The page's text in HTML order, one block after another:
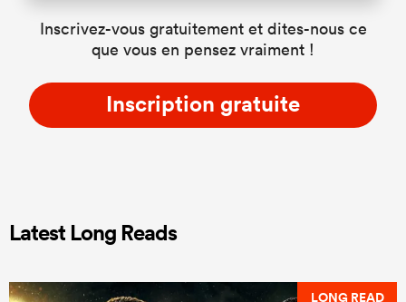
Inscrivez-vous gratuitement et dites-nous ce
que vous en pensez vraiment !
Inscription gratuite
Latest Long Reads
LONG READ